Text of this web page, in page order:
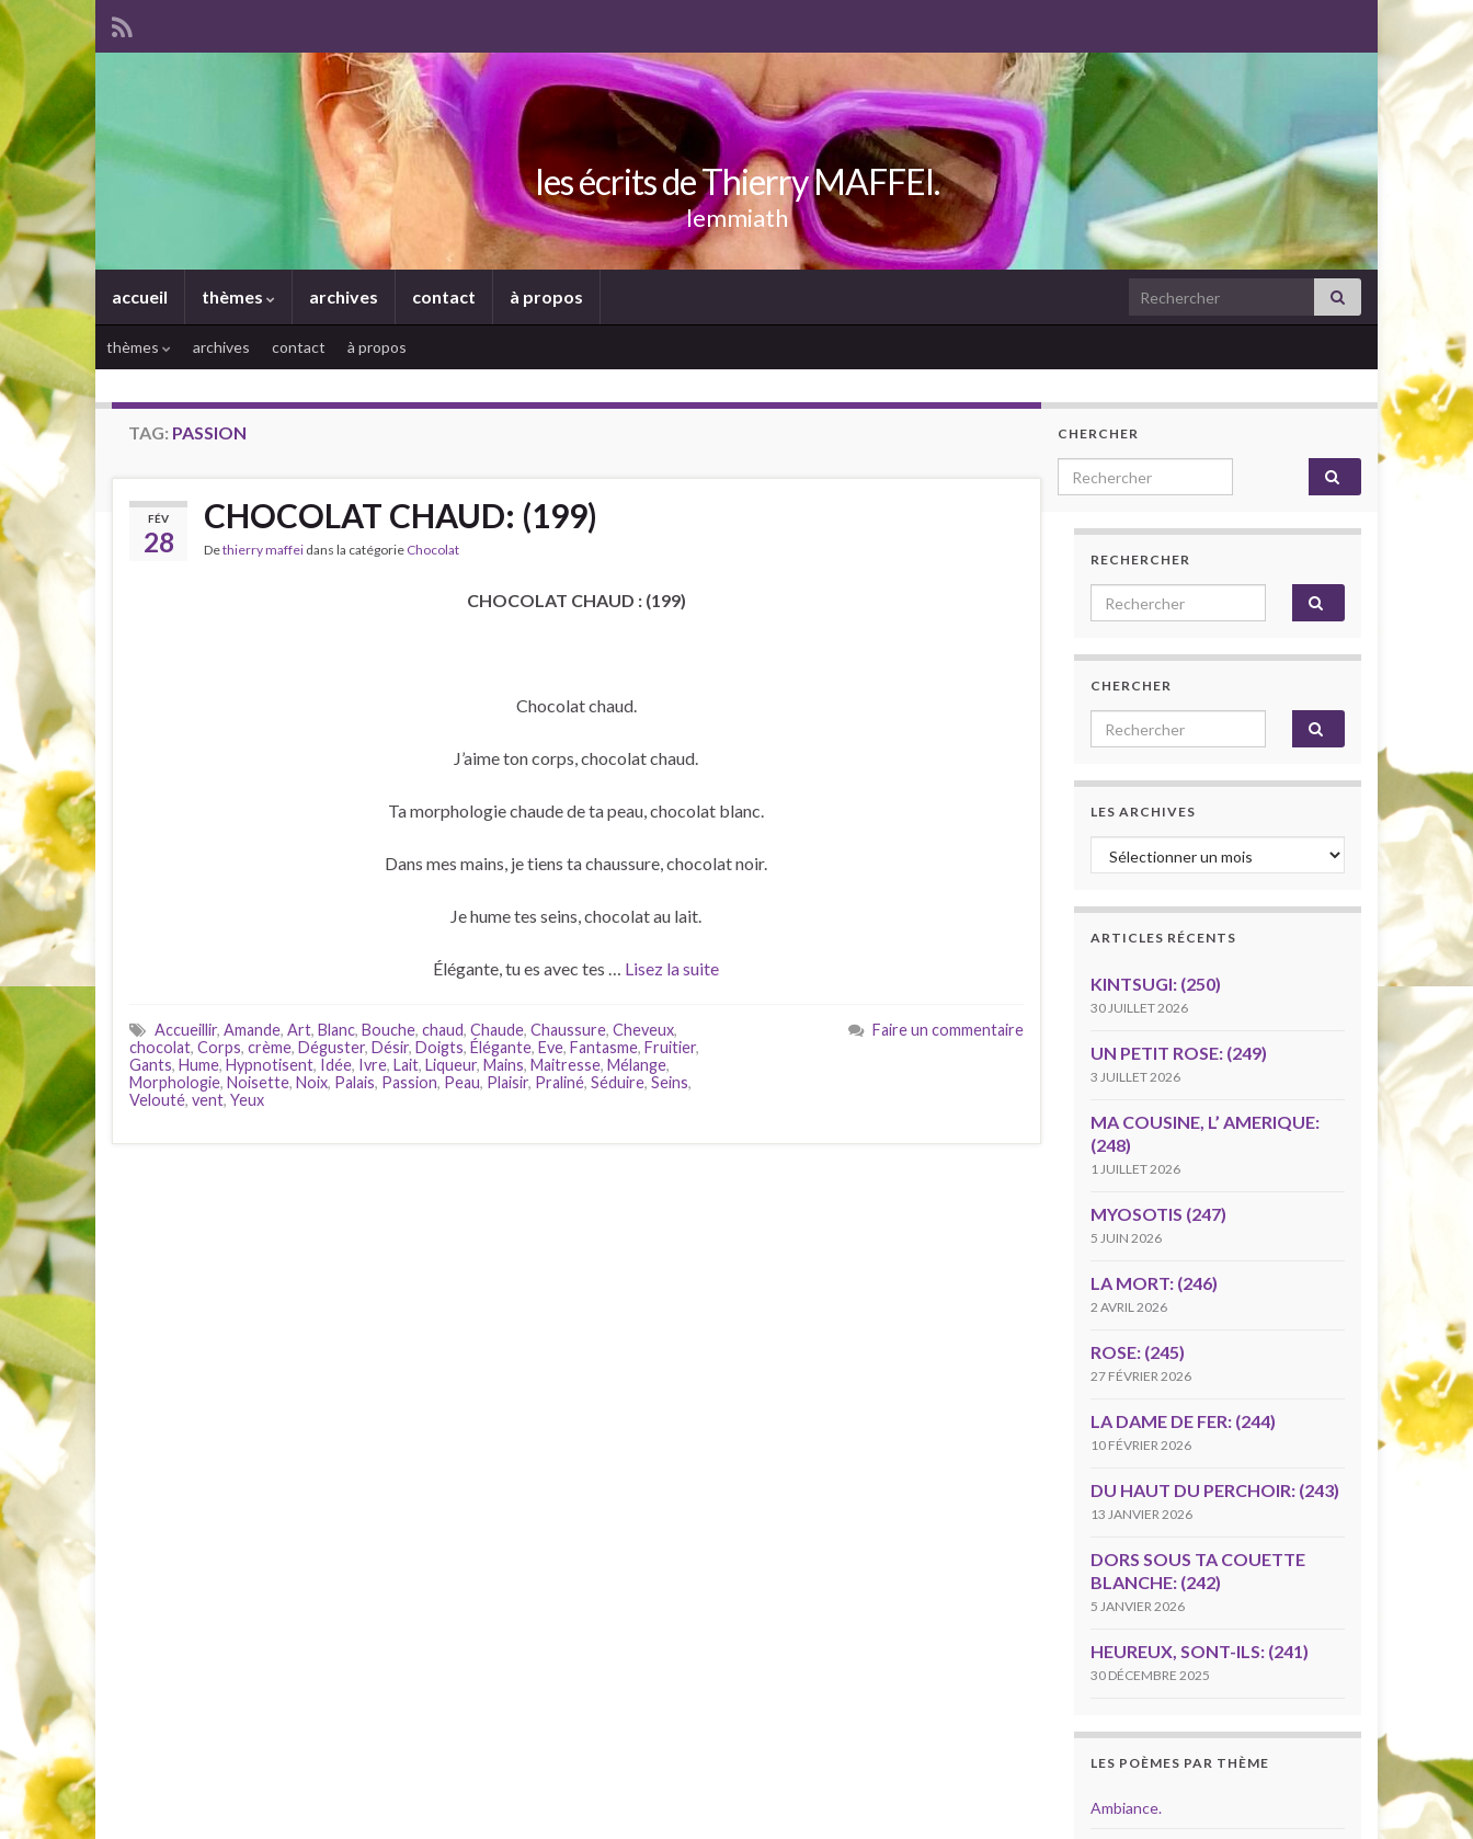
les écrits de Thierry MAFFEI.
lemmiath
accueil thèmes archives contact à propos Search for:
thèmes archives contact à propos
TAG: PASSION
FÉV
28
CHOCOLAT CHAUD: (199)
Dethierry maffei dans la catégorie Chocolat
CHOCOLAT CHAUD : (199)
Chocolat chaud.
J’aime ton corps, chocolat chaud.
Ta morphologie chaude de ta peau, chocolat blanc.
Dans mes mains, je tiens ta chaussure, chocolat noir.
Je hume tes seins, chocolat au lait.
Élégante, tu es avec tes … Lisez la suite
Accueillir, Amande, Art, Blanc, Bouche, chaud, Chaude, Chaussure, Cheveux,
chocolat, Corps, crème, Déguster, Désir, Doigts, Élégante, Eve, Fantasme, Fruitier,
Gants, Hume, Hypnotisent, Idée, Ivre, Lait, Liqueur, Mains, Maitresse, Mélange,
Morphologie, Noisette, Noix, Palais, Passion, Peau, Plaisir, Praliné, Séduire, Seins,
Velouté, vent, Yeux
Faire un commentaire
CHERCHER
Search for:
RECHERCHER
Search for:
CHERCHER
Search for:
LES ARCHIVES
Les archives
ARTICLES RÉCENTS
KINTSUGI: (250)
30 JUILLET 2026
UN PETIT ROSE: (249)
3 JUILLET 2026
MA COUSINE, L’ AMERIQUE:
(248)
1 JUILLET 2026
MYOSOTIS (247)
5 JUIN 2026
LA MORT: (246)
2 AVRIL 2026
ROSE: (245)
27 FÉVRIER 2026
LA DAME DE FER: (244)
10 FÉVRIER 2026
DU HAUT DU PERCHOIR: (243)
13 JANVIER 2026
DORS SOUS TA COUETTE
BLANCHE: (242)
5 JANVIER 2026
HEUREUX, SONT-ILS: (241)
30 DÉCEMBRE 2025
LES POÈMES PAR THÈME
Ambiance.